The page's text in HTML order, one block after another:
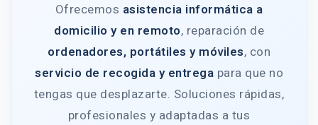
Ofrecemos asistencia informática a
domicilio y en remoto, reparación de
ordenadores, portátiles y móviles, con
servicio de recogida y entrega para que no
tengas que desplazarte. Soluciones rápidas,
profesionales y adaptadas a tus